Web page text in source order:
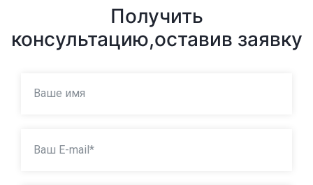
Получить
консультацию,оставив заявку